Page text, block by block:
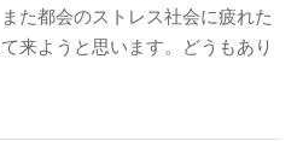
た都会のストレス社会に疲れた
来ようと思います。どうもあり